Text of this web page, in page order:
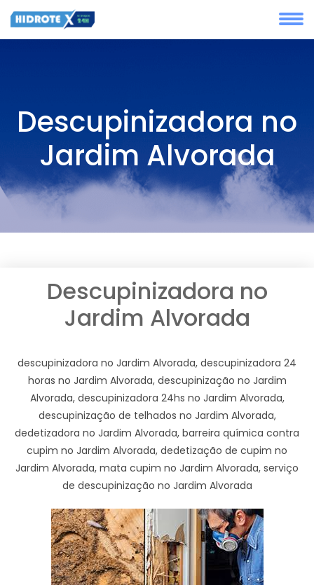
Descupinizadora no
Jardim Alvorada
Descupinizadora no
Jardim Alvorada
descupinizadora no Jardim Alvorada, descupinizadora 24
horas no Jardim Alvorada, descupinização no Jardim
Alvorada, descupinizadora 24hs no Jardim Alvorada,
descupinização de telhados no Jardim Alvorada,
dedetizadora no Jardim Alvorada, barreira química contra
cupim no Jardim Alvorada, dedetização de cupim no
Jardim Alvorada, mata cupim no Jardim Alvorada, serviço
de descupinização no Jardim Alvorada